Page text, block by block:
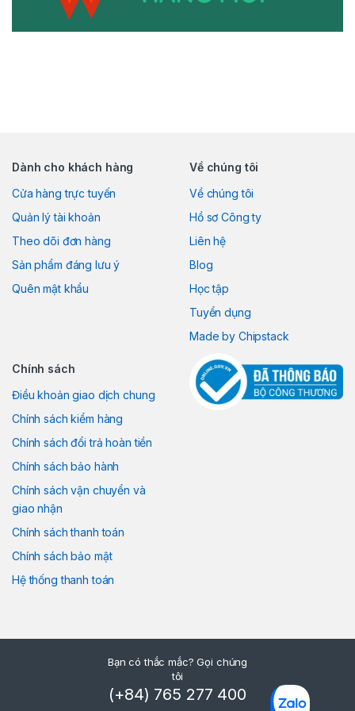
Dành cho khách hàng
Cửa hàng trực tuyến
Quản lý tài khoản
Theo dõi đơn hàng
Sản phẩm đáng lưu ý
Quên mật khẩu
Về chúng tôi
Về chúng tôi
Hồ sơ Công ty
Liên hệ
Blog
Học tập
Tuyển dụng
Made by Chipstack
Chính sách
Điều khoản giao dịch chung
Chính sách kiểm hàng
Chính sách đổi trả hoàn tiền
Chính sách bảo hành
Chính sách vận chuyển và
giao nhận
Chính sách thanh toán
Chính sách bảo mật
Hệ thống thanh toán
Bạn có thắc mắc? Gọi chúng
tôi
(+84) 765 277 400